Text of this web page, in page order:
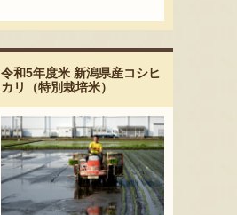
令和5年度米 新潟県産コシヒ
カリ（特別栽培米）